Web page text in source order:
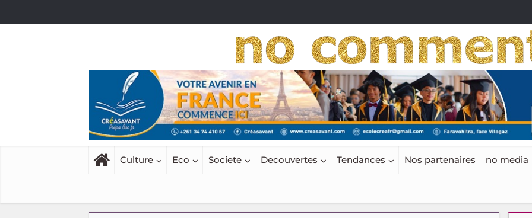
Culture Eco Societe Decouvertes Tendances Nos partenaires no media